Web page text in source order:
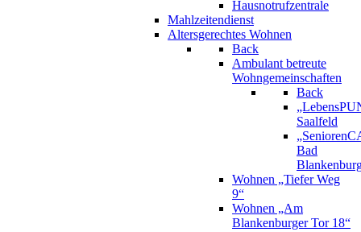
Hausnotrufzentrale
Mahlzeitendienst
Altersgerechtes Wohnen
Back
Ambulant betreute
Wohngemeinschaften
Back
Saalfeld
Bad
Wohnen „Tiefer Weg
9“
Wohnen „Am
Blankenburger Tor 18“